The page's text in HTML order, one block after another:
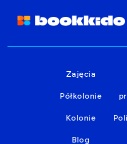
Zajęcia
Półkolonie
Kolonie
Blog